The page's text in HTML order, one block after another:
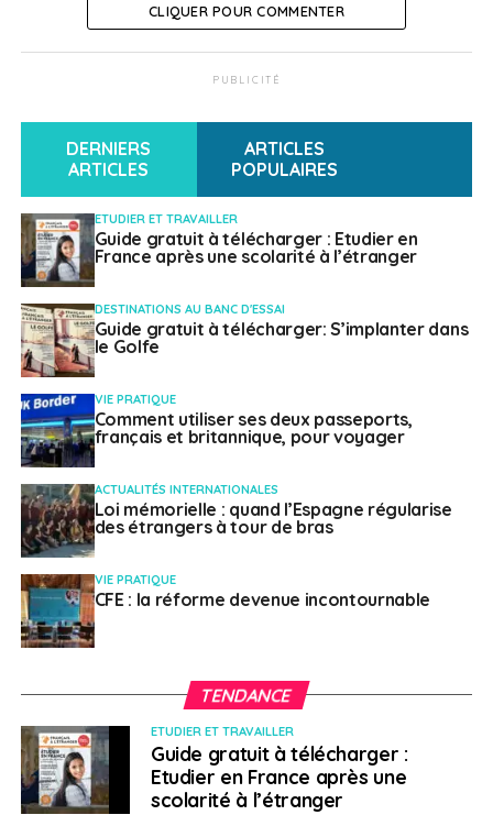
CLIQUER POUR COMMENTER
PUBLICITÉ
DERNIERS
ARTICLES
ARTICLES
POPULAIRES
ETUDIER ET TRAVAILLER
Guide gratuit à télécharger : Etudier en
France après une scolarité à l’étranger
DESTINATIONS AU BANC D'ESSAI
Guide gratuit à télécharger: S’implanter dans
le Golfe
VIE PRATIQUE
Comment utiliser ses deux passeports,
français et britannique, pour voyager
ACTUALITÉS INTERNATIONALES
Loi mémorielle : quand l’Espagne régularise
des étrangers à tour de bras
VIE PRATIQUE
CFE : la réforme devenue incontournable
TENDANCE
ETUDIER ET TRAVAILLER
Guide gratuit à télécharger :
Etudier en France après une
scolarité à l’étranger